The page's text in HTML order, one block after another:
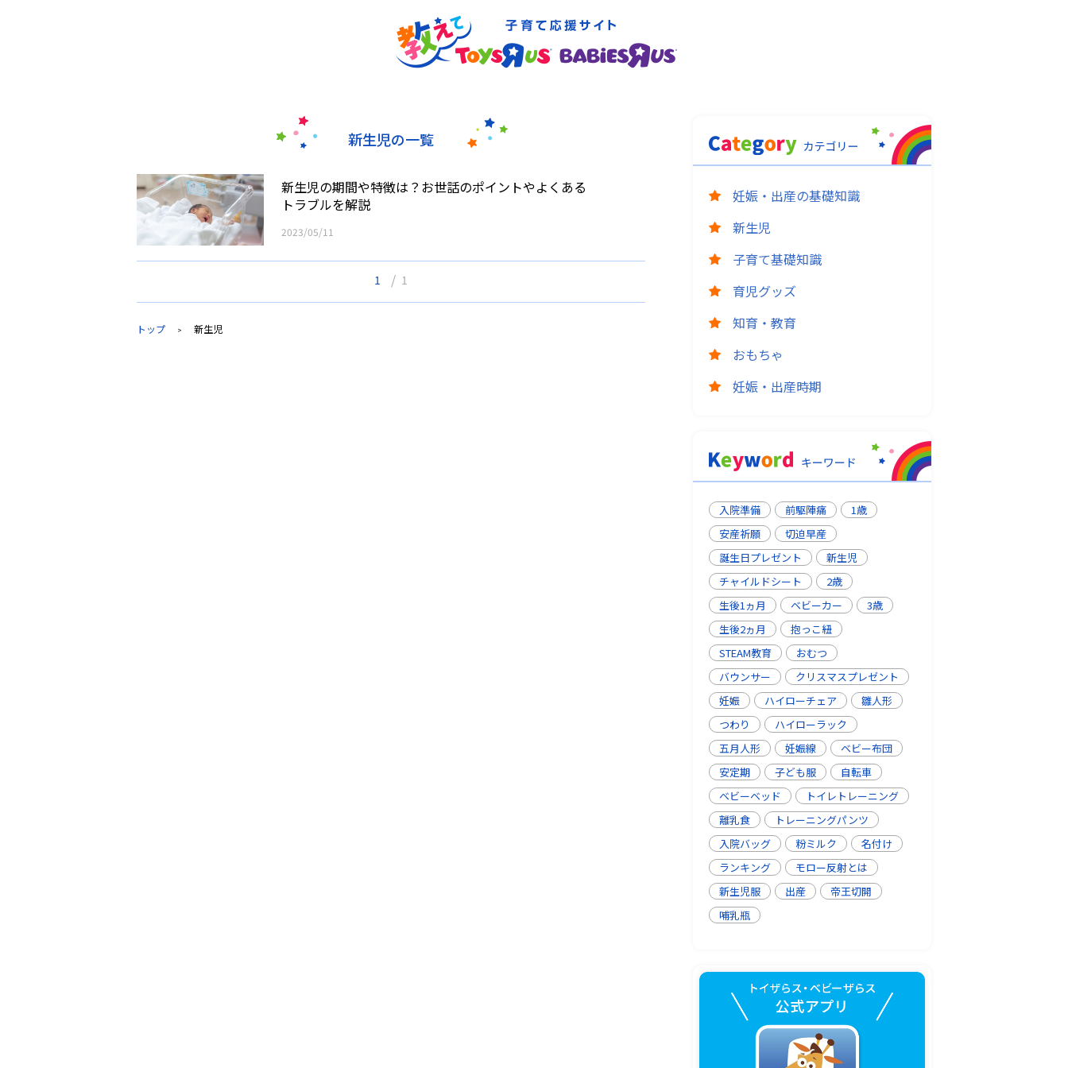
新生児の一覧
新生児の期間や特徴は？お世話のポイントやよくある
トラブルを解説
2023/05/11
1 / 1
トップ > 新生児
妊娠・出産の基礎知識
新生児
子育て基礎知識
育児グッズ
知育・教育
おもちゃ
妊娠・出産時期
入院準備 前駆陣痛
1歳
安産祈願
切迫早産
誕生日プレゼント
新生児
チャイルドシート
2歳
生後1ヵ月
ベビーカー
3歳
生後2ヵ月
抱っこ紐
STEAM教育
おむつ
バウンサー
クリスマスプレゼント
妊娠
ハイローチェア
雛人形
つわり
ハイローラック
五月人形
妊娠線
ベビー布団
安定期
子ども服
自転車
ベビーベッド
トイレトレーニング
離乳食
トレーニングパンツ
入院バッグ
粉ミルク
名付け
ランキング
モロー反射とは
新生児服
出産
帝王切開
哺乳瓶